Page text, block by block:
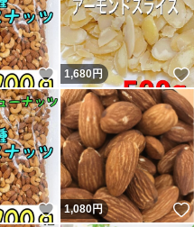
いいね！
1,680円
いいね！
1,080円